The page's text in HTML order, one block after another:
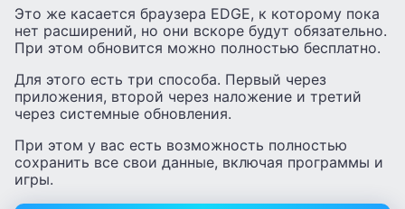
Это же касается браузера EDGE, к которому пока
нет расширений, но они вскоре будут обязательно.
При этом обновится можно полностью бесплатно.
Для этого есть три способа. Первый через
приложения, второй через наложение и третий
через системные обновления.
При этом у вас есть возможность полностью
сохранить все свои данные, включая программы и
игры.